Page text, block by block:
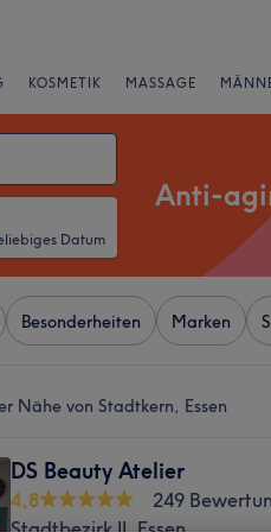
KOSMETIK MASSAGE
Datum
Anti-
Besonderheiten Marken
Nähe von Stadtkern, Essen
DS Beauty Atelier
4,8
249